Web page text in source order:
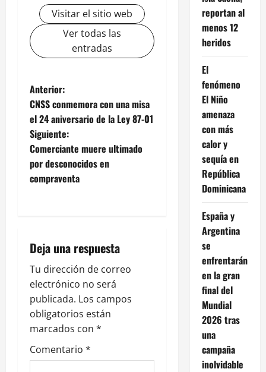
Visitar el sitio web
Ver todas las
entradas
Anterior:
CNSS conmemora con una misa
el 24 aniversario de la Ley 87-01
Siguiente:
Comerciante muere ultimado
por desconocidos en
compraventa
Deja una respuesta
Tu dirección de correo
electrónico no será
publicada. Los campos
obligatorios están
marcados con *
Comentario *
reportan al
menos 12
heridos
El
fenómeno
El Niño
amenaza
con más
calor y
sequía en
República
Dominicana
España y
Argentina
se
enfrentarán
en la gran
final del
Mundial
2026 tras
una
campaña
inolvidable